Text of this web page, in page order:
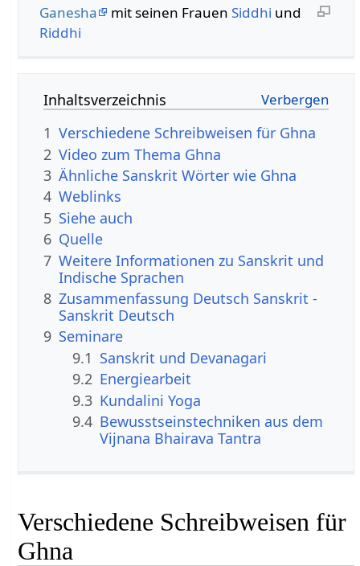
Ganesha mit seinen Frauen Siddhi und
Riddhi
Inhaltsverzeichnis
1 Verschiedene Schreibweisen für Ghna
2 Video zum Thema Ghna
3 Ähnliche Sanskrit Wörter wie Ghna
4 Weblinks
5 Siehe auch
6 Quelle
7 Weitere Informationen zu Sanskrit und
Indische Sprachen
8 Zusammenfassung Deutsch Sanskrit -
Sanskrit Deutsch
9 Seminare
9.1 Sanskrit und Devanagari
9.2 Energiearbeit
9.3 Kundalini Yoga
9.4 Bewusstseinstechniken aus dem
Vijnana Bhairava Tantra
Verschiedene Schreibweisen für
Ghna